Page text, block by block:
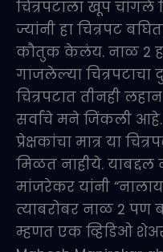
चित्रपटाला खूप चांगले
ज्यांनी हा चित्रपट
कौतुक केलंय. नाळ 2 हा
गाजलेल्या चित्रपटाचा
चित्रपटात तीनही
सर्वांचे मने जिंकली
प्रेक्षकांचा मात्र या
मिळत नाहीये. याबद्दल
मांजरेकर यांनी
त्याबरोबर नाळ 2 पण
म्हणत एक व्हिडिओ